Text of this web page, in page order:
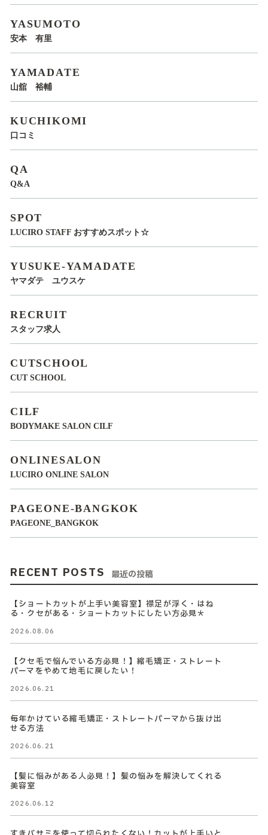
YASUMOTO
安本 有里
YAMADATE
山舘 裕輔
KUCHIKOMI
口コミ
QA
Q&A
SPOT
LUCIRO STAFF おすすめスポット☆
YUSUKE-YAMADATE
ヤマダテ ユウスケ
RECRUIT
スタッフ求人
CUTSCHOOL
CUT SCHOOL
CILF
BODYMAKE SALON CILF
ONLINESALON
LUCIRO ONLINE SALON
PAGEONE-BANGKOK
PAGEONE_BANGKOK
RECENT POSTS 最近の投稿
【ショートカットが上手い美容室】襟足が浮く・はね
る・クセがある・ショートカットにしたい方必見＊
2026.08.06
【クセ毛で悩んでいる方必見！】縮毛矯正・ストレート
パーマをやめて地毛に戻したい！
2026.06.21
毎年かけている縮毛矯正・ストレートパーマから抜け出
せる方法
2026.06.21
【髪に悩みがある人必見！】髪の悩みを解決してくれる
美容室
2026.06.12